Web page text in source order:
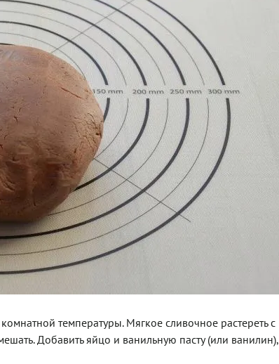
температуры. Мягкое сливочное растереть с
Добавить яйцо и ванильную пасту (или ванилин),